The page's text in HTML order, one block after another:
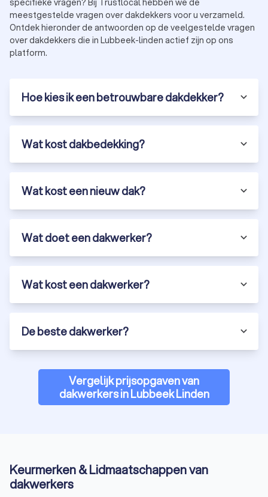
meestgestelde vragen over dakdekkers voor u verzameld.
Ontdek hieronder de antwoorden op de veelgestelde vragen
over dakdekkers die in Lubbeek-linden actief zijn op ons
platform.
Hoe kies ik een betrouwbare dakdekker?
Wat kost dakbedekking?
Wat kost een nieuw dak?
Wat doet een dakwerker?
Wat kost een dakwerker?
De beste dakwerker?
Vergelijk prijsopgaven van
dakwerkers in Lubbeek Linden
Keurmerken & Lidmaatschappen van
dakwerkers